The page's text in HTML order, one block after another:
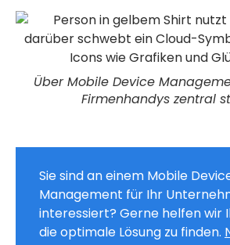
Über Mobile Device
Firmenhandys zentral
Sie sind an einem Mobile
Management für Ihr
interessiert? Gerne helfen wir
die optimale Lösung zu finden.